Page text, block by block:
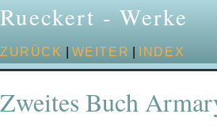
Rueckert - Werke
ZURÜCK WEITER INDEX
Zweites Buch